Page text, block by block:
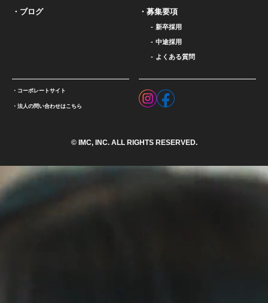
ブログ 募集要項
新卒採用
中途採用
よくある質問
コーポレートサイト
法人の問い合わせはこちら
© IMC, INC. ALL RIGHTS RESERVED.